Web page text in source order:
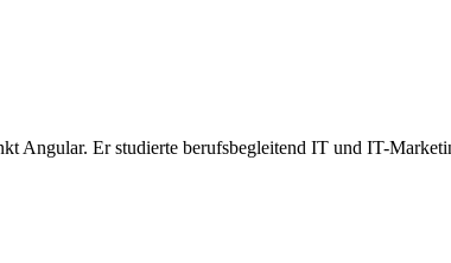
Angular. Er studierte berufsbegleitend IT und IT-